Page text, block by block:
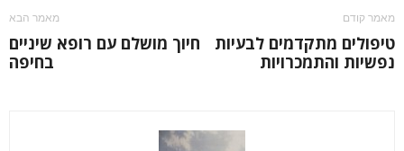
מאמר קודם
טיפולים מתקדמים לבעיות
נפשיות והתמכרויות
מאמר הבא
חיוך מושלם עם רופא שיניים
בחיפה